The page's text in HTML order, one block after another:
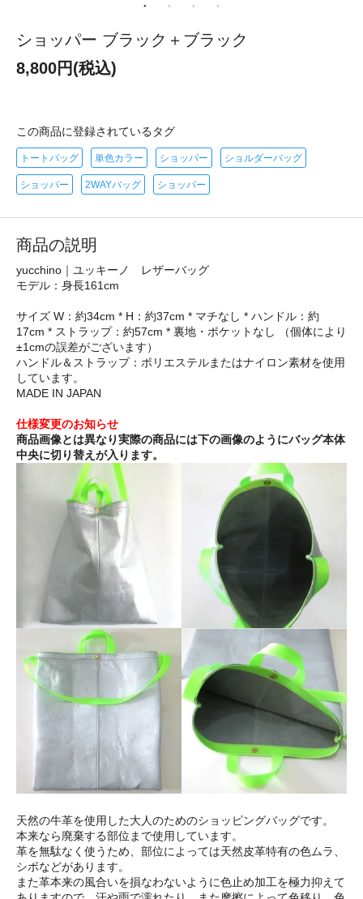
ショッパー ブラック＋ブラック
8,800円(税込)
この商品に登録されているタグ
トートバッグ 単色カラー ショッパー ショルダーバッグ
ショッパー 2WAYバッグ ショッパー
商品の説明
yucchino｜ユッキーノ レザーバッグ
モデル：身長161cm
サイズ W：約34cm * H：約37cm * マチなし * ハンドル：約
17cm * ストラップ：約57cm * 裏地・ポケットなし （個体により
±1cmの誤差がございます）
ハンドル＆ストラップ：ポリエステルまたはナイロン素材を使用
しています。
MADE IN JAPAN
仕様変更のお知らせ
商品画像とは異なり実際の商品には下の画像のようにバッグ本体
中央に切り替えが入ります。
天然の牛革を使用した大人のためのショッピングバッグです。
本来なら廃棄する部位まで使用しています。
革を無駄なく使うため、部位によっては天然皮革特有の色ムラ、
シボなどがあります。
また革本来の風合いを損なわないように色止め加工を極力抑えて